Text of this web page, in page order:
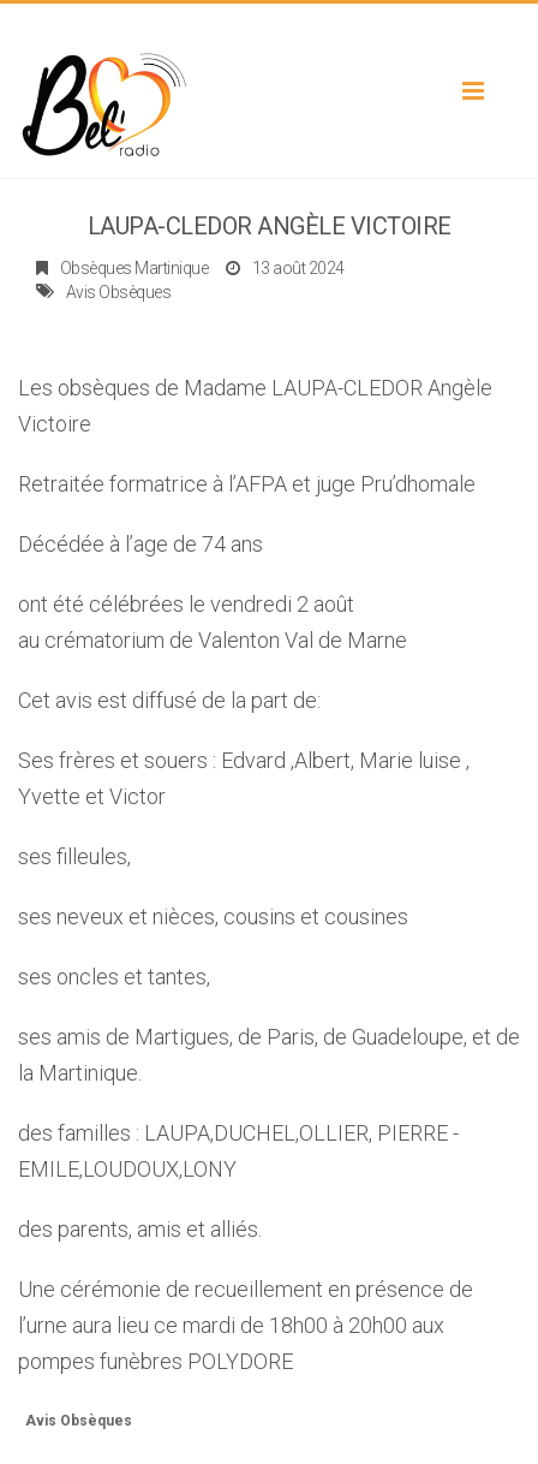
Toggle
LAUPA-CLEDOR ANGÈLE VICTOIRE
Obsèques Martinique
13 août 2024
Avis Obsèques
Les obsèques de Madame LAUPA-CLEDOR Angèle
Victoire
Retraitée formatrice à l’AFPA et juge Pru’dhomale
Décédée à l’age de 74 ans
ont été célébrées le vendredi 2 août
au crématorium de Valenton Val de Marne
Cet avis est diffusé de la part de:
Ses frères et souers : Edvard ,Albert, Marie luise ,
Yvette et Victor
ses filleules,
ses neveux et nièces, cousins et cousines
ses oncles et tantes,
ses amis de Martigues, de Paris, de Guadeloupe, et de
la Martinique.
des familles : LAUPA,DUCHEL,OLLIER, PIERRE -
EMILE,LOUDOUX,LONY
des parents, amis et alliés.
Une cérémonie de recueillement en présence de
l’urne aura lieu ce mardi de 18h00 à 20h00 aux
pompes funèbres POLYDORE
Avis Obsèques